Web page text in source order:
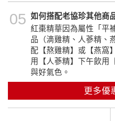
05 如何搭配老協珍其他商
紅棗精華因為屬性「平
品（滴雞精、人蔘精、
配【熬雞精】或【燕窩
用【人蔘精】下午飲用
與好氣色。
更多優